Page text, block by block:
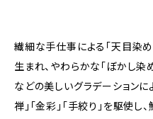
繊細な手仕事による「天目染
生まれ、やわらかな「ぼかし染
などの美しいグラデーションに
禅」「金彩」「手絞り」を駆使